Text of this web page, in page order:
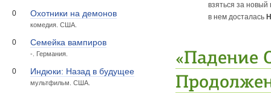
0 Охотники на демонов
комедия. США.
0 Семейка вампиров
-. Германия.
0 Индюки: Назад в будущее
мультфильм. США.
взяться за
в нем досталась
«Падение